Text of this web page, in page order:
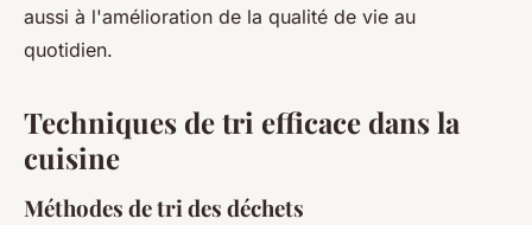
aussi à l'amélioration de la qualité de vie au
quotidien.
Techniques de tri efficace dans la
cuisine
Méthodes de tri des déchets